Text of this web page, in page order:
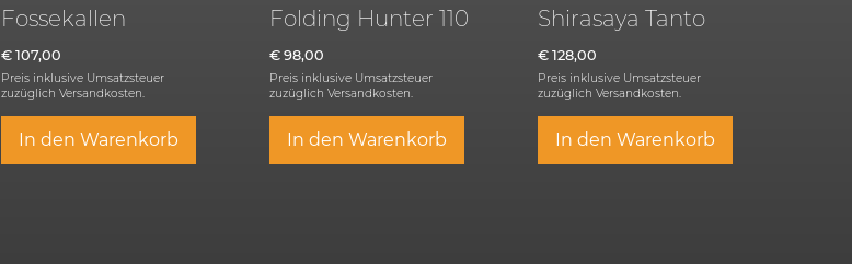
Fossekallen
€ 107,00
Preis inklusive Umsatzsteuer
zuzüglichVersandkosten.
In den Warenkorb
Folding Hunter 110
€98,00
Preis inklusive Umsatzsteuer
zuzüglich Versandkosten.
In den Warenkorb
Shirasaya Tanto
€128,00
Preis inklusive Umsatzsteuer
zuzüglich Versandkosten.
In den Warenkorb